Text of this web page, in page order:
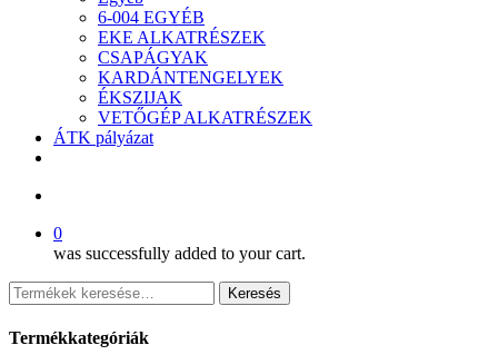
6-004 EGYÉB
EKE ALKATRÉSZEK
CSAPÁGYAK
KARDÁNTENGELYEK
ÉKSZIJAK
VETŐGÉP ALKATRÉSZEK
ÁTK pályázat
0
was successfully added to your cart.
Keresés
a
következőre:
Keresés
Termékkategóriák